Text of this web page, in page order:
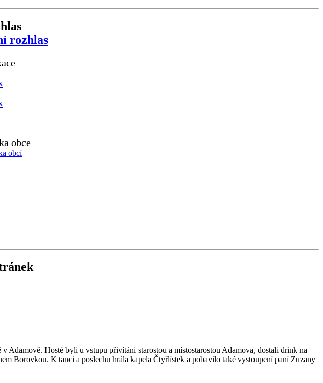
obce
Adamově. Hosté byli u vstupu přivítáni starostou a místostarostou Adamova, dostali drink na
Borovkou. K tanci a poslechu hrála kapela Čtyřlístek a pobavilo také vystoupení paní Zuzany